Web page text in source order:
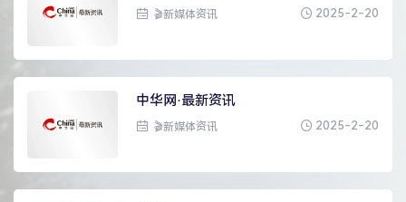
🎬新媒体资讯 2025-2-20
中华网·最新资讯
🎬新媒体资讯 2025-2-20